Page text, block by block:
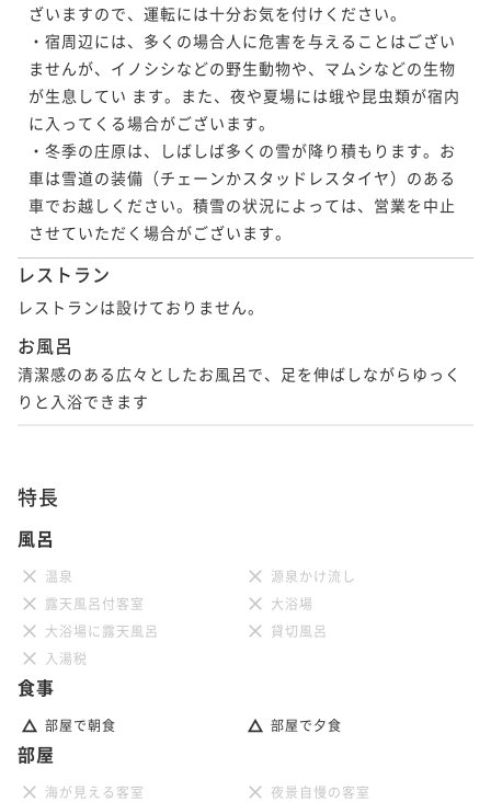
ざいますので、運転には十分お気を付けください。
・宿周辺には、多くの場合人に危害を与えることはござい
ませんが、イノシシなどの野生動物や、マムシなどの生物
が生息してい ます。また、夜や夏場には蛾や昆虫類が宿内
に入ってくる場合がございます。
・冬季の庄原は、しばしば多くの雪が降り積もります。お
車は雪道の装備（チェーンかスタッドレスタイヤ）のある
車でお越しください。積雪の状況によっては、営業を中止
させていただく場合がございます。
レストラン
レストランは設けておりません。
お風呂
清潔感のある広々としたお風呂で、足を伸ばしながらゆっく
りと入浴できます
特長
風呂
温泉
源泉かけ流し
露天風呂付客室
大浴場
大浴場に露天風呂
貸切風呂
入湯税
食事
部屋で朝食 部屋で夕食
部屋
海が見える客室
夜景自慢の客室